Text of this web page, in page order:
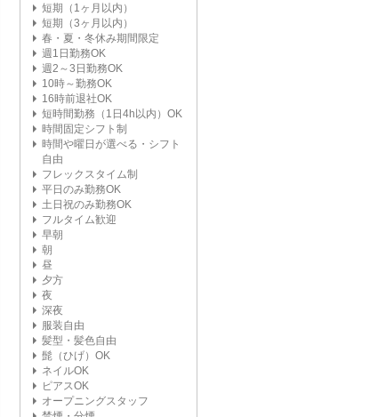
短期（1ヶ月以内）
短期（3ヶ月以内）
春・夏・冬休み期間限定
週1日勤務OK
週2～3日勤務OK
10時～勤務OK
16時前退社OK
短時間勤務（1日4h以内）OK
時間固定シフト制
時間や曜日が選べる・シフト
自由
フレックスタイム制
平日のみ勤務OK
土日祝のみ勤務OK
フルタイム歓迎
早朝
朝
昼
夕方
夜
深夜
服装自由
髪型・髪色自由
髭（ひげ）OK
ネイルOK
ピアスOK
オープニングスタッフ